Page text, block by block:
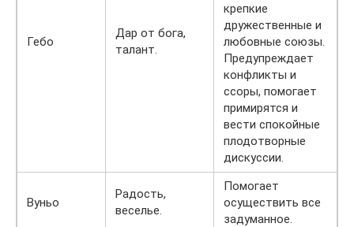
Гебо
Дар от бога,
талант.
крепкие
дружественные и
любовные союзы.
Предупреждает
конфликты и
ссоры, помогает
примирятся и
вести спокойные
плодотворные
дискуссии.
Вуньо
Радость,
веселье.
Помогает
осуществить все
задуманное.